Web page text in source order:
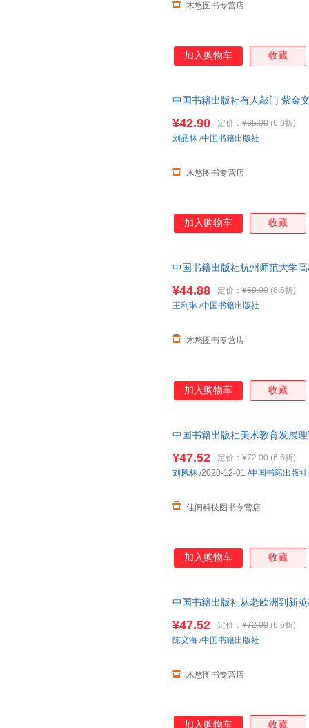
木悠图书专营店
加入购物车 收藏
中国书籍出版社有人敲门 紫金
¥42.90 定价： ¥65.00 (6.6折)
木悠图书专营店
刘晶林 /中国书籍出版社
加入购物车 收藏
中国书籍出版社杭州师范大学
¥44.88 定价： ¥68.00 (6.6折)
木悠图书专营店
王利琳 /中国书籍出版社
加入购物车 收藏
中国书籍出版社美术教育发展
¥47.52 定价： ¥72.00 (6.6折)
佳阅科技图书专营店
刘凤林 /2020-12-01 /中国书籍出版社
加入购物车 收藏
中国书籍出版社从老欧洲到新
¥47.52 定价： ¥72.00 (6.6折)
木悠图书专营店
陈义海 /中国书籍出版社
加入购物车 收藏